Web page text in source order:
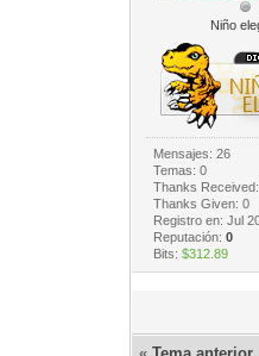
Niño
Mensajes: 26
Temas: 0
Thanks Received:
Thanks Given: 0
Registro en: Jul
Reputación: 0
Bits: $312.89